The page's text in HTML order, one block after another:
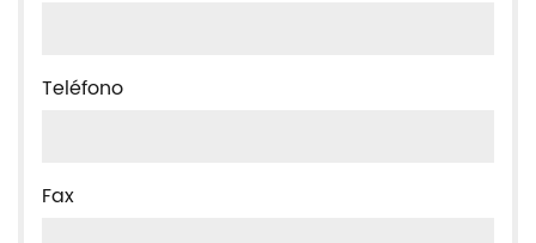
Teléfono
Fax